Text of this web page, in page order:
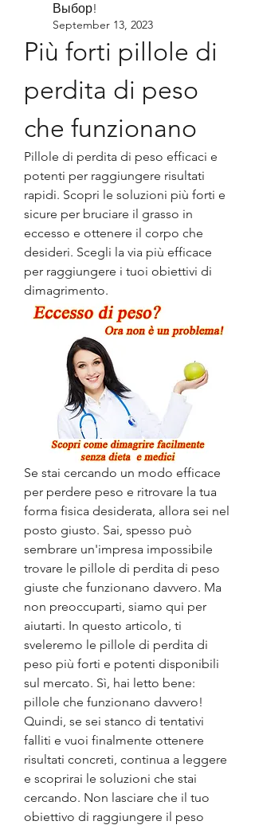
Выбор!
September 13, 2023
Più forti pillole di
perdita di peso
che funzionano
Pillole di perdita di peso efficaci e
potenti per raggiungere risultati
rapidi. Scopri le soluzioni più forti e
sicure per bruciare il grasso in
eccesso e ottenere il corpo che
desideri. Scegli la via più efficace
per raggiungere i tuoi obiettivi di
dimagrimento.
Se stai cercando un modo efficace
per perdere peso e ritrovare la tua
forma fisica desiderata, allora sei nel
posto giusto. Sai, spesso può
sembrare un'impresa impossibile
trovare le pillole di perdita di peso
giuste che funzionano davvero. Ma
non preoccuparti, siamo qui per
aiutarti. In questo articolo, ti
sveleremo le pillole di perdita di
peso più forti e potenti disponibili
sul mercato. Sì, hai letto bene:
pillole che funzionano davvero!
Quindi, se sei stanco di tentativi
falliti e vuoi finalmente ottenere
risultati concreti, continua a leggere
e scoprirai le soluzioni che stai
cercando. Non lasciare che il tuo
obiettivo di raggiungere il peso